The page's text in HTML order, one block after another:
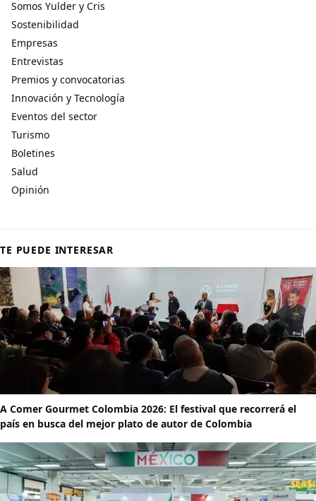
Somos Yulder y Cris
Sostenibilidad
Empresas
Entrevistas
Premios y convocatorias
Innovación y Tecnología
Eventos del sector
Turismo
Boletines
Salud
Opinión
TE PUEDE INTERESAR
A Comer Gourmet Colombia 2026: El festival que recorrerá el
país en busca del mejor plato de autor de Colombia